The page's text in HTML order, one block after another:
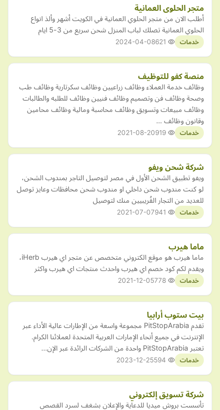
متجر الحلوى العمانية
أطلب الان من متجر الحلوي العمانية في الكويت أشهر وألذ انواع
الحلوي العمانية تصلك لباب المنزل شحن سريع من 3-5 ايام
خدمات 2024-04-08
منصة كفو للتوظيف
وظائف خدمة العملاء وظائف زراعيين وظائف سكرتارية وظائف طب
وصحة وظائف فن وتصميم وظائف فنيين وظائف للطلبه والطالبات
وظائف مبيعات وتسويق وظائف محاسبة ومالية وظائف محامين
وقانون وظائف …
خدمات 2021-08-20
شركة شحن ويفو
ويفو تطبيق الشحن الأول في مصر لتوصيل التاجر بمندوب الشحن،
لو كنت مندوب شحن داخلي او مندوب شحن محافظات وعايز توصل
للعديد من التجار القُريبيين منك لتوصيل
خدمات 2021-07-07
ماما هيرب
ماما هيرب هو موقع الكتروني متخصص عن متجر اي هيرب iHerb،
ويقدم لكم كود خصم اي هيرب واحدث منتجات اي هيرب واكثر
خدمات 2021-12-05
بيت ستوب أرابيا
تقدم PitStopArabia مجموعة واسعة من الإطارات عالية الأداء عبر
الإنترنت في جميع أنحاء الإمارات العربية المتحدة لعملائنا الكرام.
تعتبر PitStopArabia واحدة من الشركات الرائدة عبر الإن…
خدمات 2023-12-25
شركة تسويق إلكتروني
تأسست بروش ميديا للدعاية والإعلان بشغف لسرد القصص